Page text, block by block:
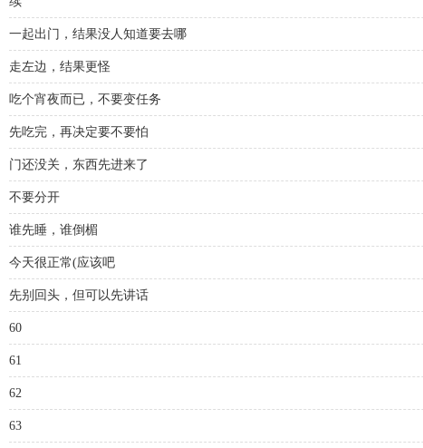
一起出门，结果没人知道要去哪
走左边，结果更怪
吃个宵夜而已，不要变任务
先吃完，再决定要不要怕
门还没关，东西先进来了
不要分开
谁先睡，谁倒楣
今天很正常(应该吧
先别回头，但可以先讲话
60
61
62
63